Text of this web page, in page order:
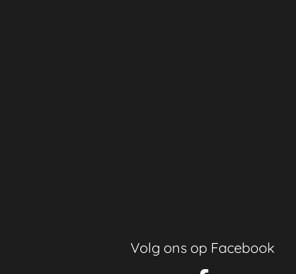
Volg ons op Facebook